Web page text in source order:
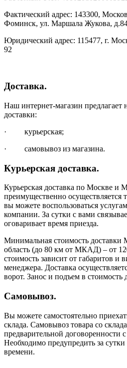
Фактический адрес: 143300,
Фоминск, ул. Маршала Жукова,
Юридический адрес: 115477, г.
92
Доставка.
Наш интернет-магазин предлагает
доставки:
· курьерская;
· самовывоз из магазина.
Курьерская доставка.
Курьерская доставка по Москве и
преимущественно осуществляется
вы можете воспользоваться
компании. За сутки с вами
оговаривает время приезда.
Минимальная стоимость доставки
область (до 80 км от МКАД) – от
стоимость зависит от габаритов и
менеджера. Доставка
ворот. Занос и подъем в стоимость
Самовывоз.
Вы можете самостоятельно
склада. Самовывоз товара со
предварительной договоренности
Необходимо предупредить за
времени.